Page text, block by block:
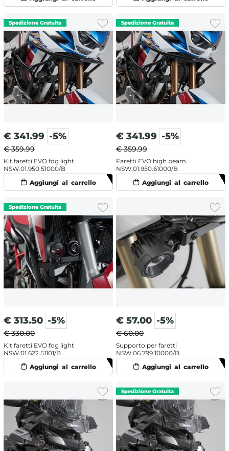
€ 341.99 -5%
€ 359.99
Kit faretti EVO fog light
NSW.01.950.51000/B
€ 341.99 -5%
€ 359.99
Faretti EVO high beam
NSW.01.950.61000/B
€ 313.50 -5%
€ 330.00
Kit faretti EVO fog light
NSW.01.622.51101/B
€ 57.00 -5%
€ 60.00
Supporto per faretti
NSW.06.799.10000/B